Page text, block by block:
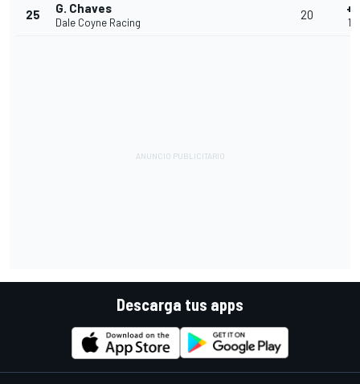
25 G. Chaves
Dale Coyne Racing
20
Descarga tus apps